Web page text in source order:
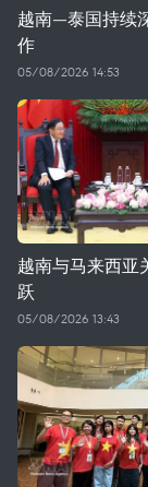
越南—泰国持续
作
05/08/2026 14:53
越南与马来西亚
跃
05/08/2026 13:43